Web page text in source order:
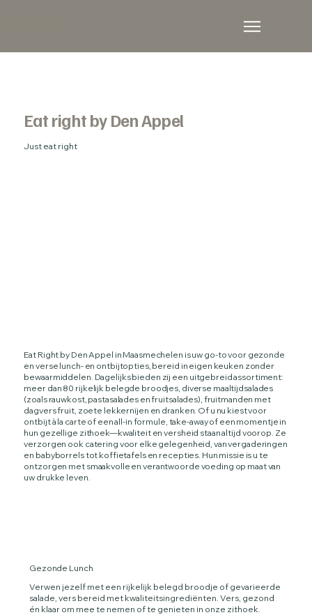
Eat right by Den Appel
Just eat right
Eat Right by Den Appel in Maasmechelen is uw go‑to voor gezonde
en verse lunch- en ontbijtopties, bereid in eigen keuken zonder
bewaarmiddelen. Dagelijks bieden zij een uitgebreid assortiment:
meer dan 80 rijkelijk belegde broodjes, diverse maaltijdsalades
(zoals rauwkost, pastasalades en fruitsalades), fruitmanden met
dagvers fruit, zoete lekkernijen en dranken. Of u nu kiest voor
ontbijt à la carte of een all-in formule, take-away of een momentje in
hun gezellige zithoek—kwaliteit en versheid staan altijd voorop. Ze
verzorgen ook catering voor elke gelegenheid, van vergaderingen
en babyborrels tot koffietafels en recepties. Hun missie is u te
ontzorgen met smaakvolle en verantwoorde voeding op maat van
uw drukke leven.
Gezonde Lunch
Verwen jezelf met een rijkelijk belegd broodje of gevarieerde
salade, vers bereid met kwaliteitsingrediënten. Vers, gezond
én klaar om mee te nemen of te genieten in onze zithoek.